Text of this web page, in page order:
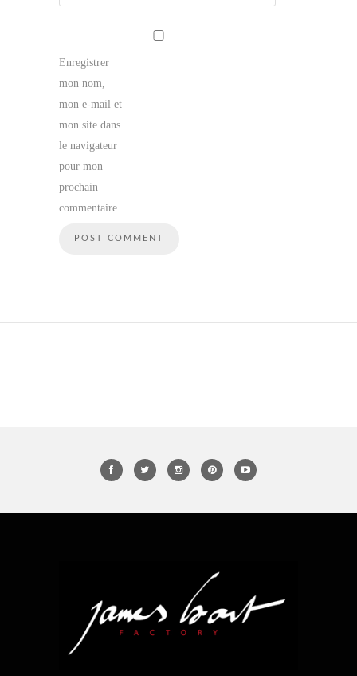
Enregistrer
mon nom,
mon e-mail et
mon site dans
le navigateur
pour mon
prochain
commentaire.